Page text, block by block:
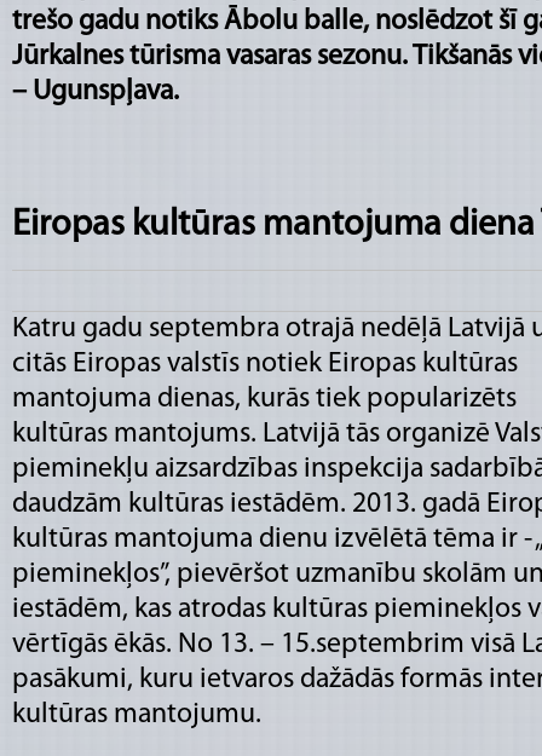
trešo gadu notiks Ābolu balle, noslēdzot šī
Jūrkalnes tūrisma vasaras sezonu. Tikšanās
– Ugunspļava.
Eiropas kultūras mantojuma diena
Katru gadu septembra otrajā nedēļā Latvijā
citās Eiropas valstīs notiek Eiropas kultūras
mantojuma dienas, kurās tiek popularizēts
kultūras mantojums. Latvijā tās organizē
pieminekļu aizsardzības inspekcija
daudzām kultūras iestādēm. 2013. gadā
kultūras mantojuma dienu izvēlētā tēma ir -
pieminekļos”, pievēršot uzmanību skolām
iestādēm, kas atrodas kultūras pieminekļos
vērtīgās ēkās. No 13. – 15.septembrim visā
pasākumi, kuru ietvaros dažādās formās
kultūras mantojumu.